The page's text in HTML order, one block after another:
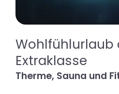
Wohlfühlurlaub
Extraklasse
Therme, Sauna und